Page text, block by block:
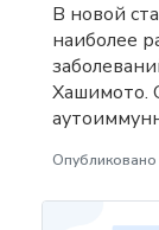
В новой
наиболее
Хашимото.
Опубликовано